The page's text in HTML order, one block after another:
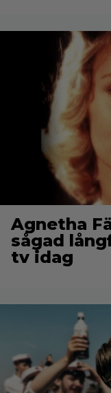
Agnetha
sågad
tv idag